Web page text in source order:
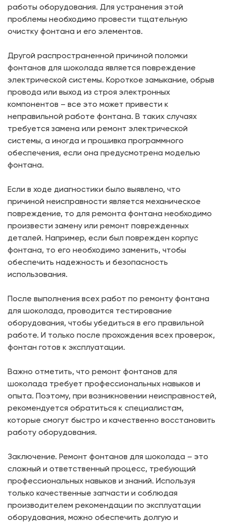
работы оборудования. Для устранения этой
проблемы необходимо провести тщательную
очистку фонтана и его элементов.
Другой распространенной причиной поломки
фонтанов для шоколада является повреждение
электрической системы. Короткое замыкание, обрыв
провода или выход из строя электронных
компонентов – все это может привести к
неправильной работе фонтана. В таких случаях
требуется замена или ремонт электрической
системы, а иногда и прошивка программного
обеспечения, если она предусмотрена моделью
фонтана.
Если в ходе диагностики было выявлено, что
причиной неисправности является механическое
повреждение, то для ремонта фонтана необходимо
произвести замену или ремонт поврежденных
деталей. Например, если был поврежден корпус
фонтана, то его необходимо заменить, чтобы
обеспечить надежность и безопасность
использования.
После выполнения всех работ по ремонту фонтана
для шоколада, проводится тестирование
оборудования, чтобы убедиться в его правильной
работе. И только после прохождения всех проверок,
фонтан готов к эксплуатации.
Важно отметить, что ремонт фонтанов для
шоколада требует профессиональных навыков и
опыта. Поэтому, при возникновении неисправностей,
рекомендуется обратиться к специалистам,
которые смогут быстро и качественно восстановить
работу оборудования.
Заключение. Ремонт фонтанов для шоколада – это
сложный и ответственный процесс, требующий
профессиональных навыков и знаний. Используя
только качественные запчасти и соблюдая
производителем рекомендации по эксплуатации
оборудования, можно обеспечить долгую и